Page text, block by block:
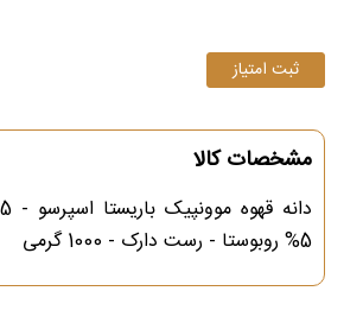
مشخصات کالا
5% روبوستا - رست دارک - 1000 گرمی